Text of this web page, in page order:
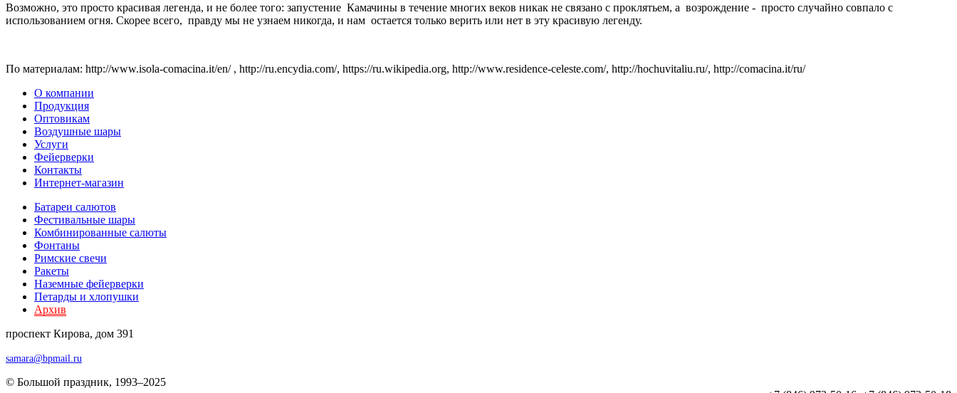
Возможно, это просто красивая легенда, и не более того: запустение Камачины в течение многих веков никак не связано с проклятьем, а возрождение - просто случайно совпало с
использованием огня. Скорее всего, правду мы не узнаем никогда, и нам остается только верить или нет в эту красивую легенду.
По материалам: http://www.isola-comacina.it/en/ , http://ru.encydia.com/, https://ru.wikipedia.org, http://www.residence-celeste.com/, http://hochuvitaliu.ru/, http://comacina.it/ru/
О компании
Продукция
Оптовикам
Воздушные шары
Услуги
Фейерверки
Контакты
Интернет-магазин
Батареи салютов
Фестивальные шары
Комбиниров­анные салюты
Фонтаны
Римские свечи
Ракеты
Наземные фейерверки
Петарды и хлопушки
Архив
проспект Кирова, дом 391
samara@bpmail.ru
© Большой праздник, 1993–2025